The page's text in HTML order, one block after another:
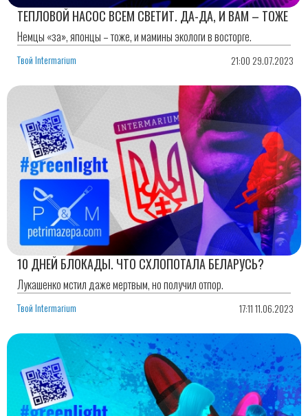
ТЕПЛОВОЙ НАСОС ВСЕМ СВЕТИТ. ДА-ДА, И ВАМ – ТОЖЕ
Немцы «за», японцы – тоже, и мамины экологи в восторге.
Твой Intermarium 21:00 29.07.2023
10 ДНЕЙ БЛОКАДЫ. ЧТО СХЛОПОТАЛА БЕЛАРУСЬ?
Лукашенко мстил даже мертвым, но получил отпор.
Твой Intermarium 17:11 11.06.2023